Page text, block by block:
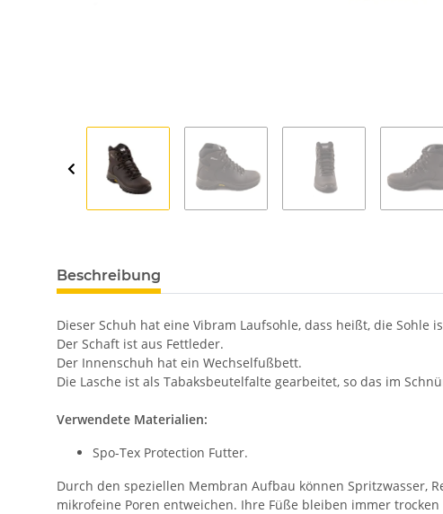
Beschreibung
Dieser Schuh hat eine Vibram Laufsohle, dass heißt, die Sohle
Der Schaft ist aus Fettleder.
Der Innenschuh hat ein Wechselfußbett.
Die Lasche ist als Tabaksbeutelfalte gearbeitet, so das im
Verwendete Materialien:
Spo-Tex Protection Futter.
Durch den speziellen Membran Aufbau können Spritzwasser,
mikrofeine Poren entweichen. Ihre Füße bleiben immer